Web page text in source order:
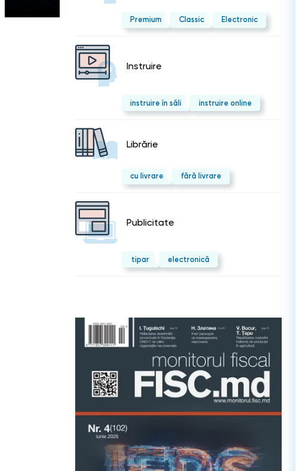
Premium Classic Electronic
Instruire
instruire în săli instruire online
Librărie
cu livrare fără livrare
Publicitate
tipar electronică